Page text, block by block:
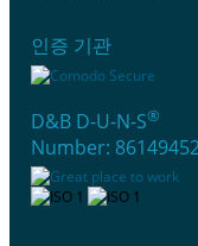
인증 기관
D&B D-U-N-S®
Number: